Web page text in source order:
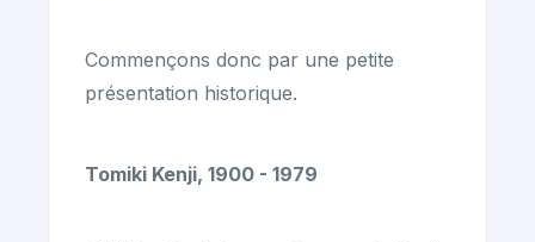
Commençons donc par une petite
présentation historique.
Tomiki Kenji, 1900 - 1979